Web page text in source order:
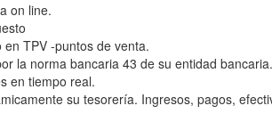
on line.
TPV -puntos de venta.
la norma bancaria 43 de su entidad bancaria.
en tiempo real.
su tesorería. Ingresos, pagos,